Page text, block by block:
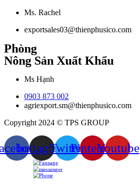
Ms. Rachel
exportsales03@thienphusico.com
Phòng
Nông Sản Xuất Khẩu
Ms Hạnh
0903 873 002
agriexport.sm@thienphusico.com
Copyright 2024 © TPS GROUP
InstagramTwitterPinterestYoutube